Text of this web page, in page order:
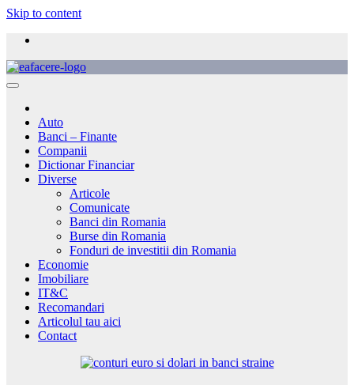
Skip to content
Auto
Banci – Finante
Companii
Dictionar Financiar
Diverse
Articole
Comunicate
Banci din Romania
Burse din Romania
Fonduri de investitii din Romania
Economie
Imobiliare
IT&C
Recomandari
Articolul tau aici
Contact